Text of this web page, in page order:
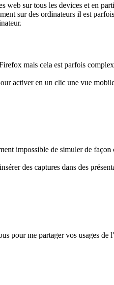
web sur tous les devices et en
sur des ordinateurs il est
mais cela est parfois
activer en un clic une vue
impossible de simuler de
des captures dans des
pour me partager vos usages